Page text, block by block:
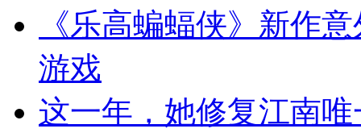
《乐高蝙蝠侠》新作
游戏
这一年，她修复江南